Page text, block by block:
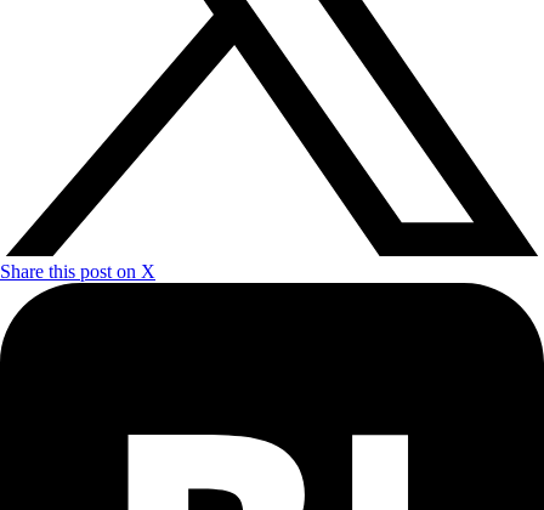
Share this post on X